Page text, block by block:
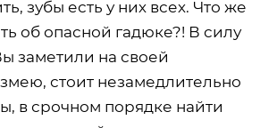
зубы есть у них всех. Что же
об опасной гадюке?! В силу
заметили на своей
стоит незамедлительно
в срочном порядке найти